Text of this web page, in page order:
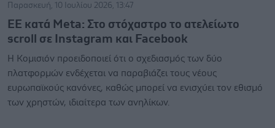
Παρασκευή, 10 Ιουλίου 2026, 13:47
ΕΕ κατά Meta: Στο στόχαστρο το ατελείωτο
scroll σε Instagram και Facebook
Η Κομισιόν προειδοποιεί ότι ο σχεδιασμός των δύο
πλατφορμών ενδέχεται να παραβιάζει τους νέους
ευρωπαϊκούς κανόνες, καθώς μπορεί να ενισχύει τον εθισμό
των χρηστών, ιδιαίτερα των ανηλίκων.